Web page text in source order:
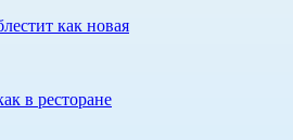
как новая
в ресторане